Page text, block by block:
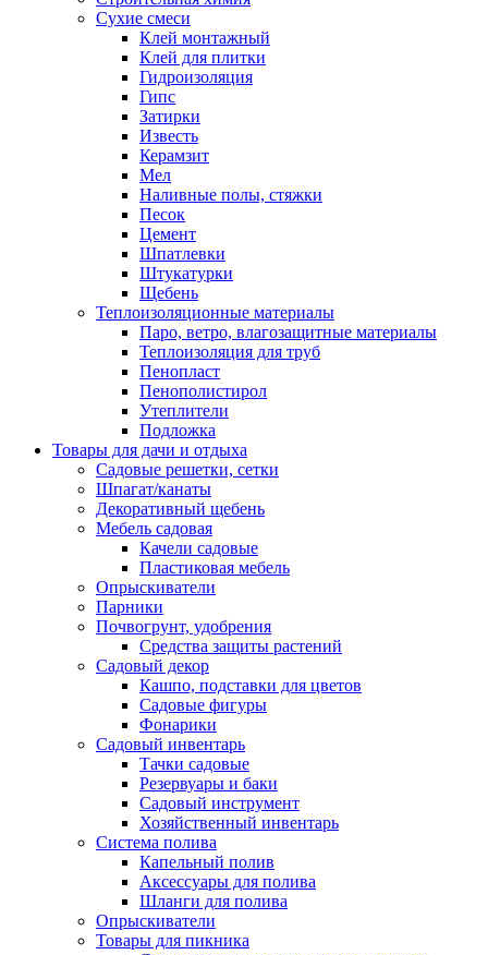
Сухие смеси
Клей монтажный
Клей для плитки
Гидроизоляция
Гипс
Затирки
Известь
Керамзит
Мел
Наливные полы, стяжки
Песок
Цемент
Шпатлевки
Штукатурки
Щебень
Теплоизоляционные материалы
Паро, ветро, влагозащитные материалы
Теплоизоляция для труб
Пенопласт
Пенополистирол
Утеплители
Подложка
Товары для дачи и отдыха
Садовые решетки, сетки
Шпагат/канаты
Декоративный щебень
Мебель садовая
Качели садовые
Пластиковая мебель
Опрыскиватели
Парники
Почвогрунт, удобрения
Средства защиты растений
Садовый декор
Кашпо, подставки для цветов
Садовые фигуры
Фонарики
Садовый инвентарь
Тачки садовые
Резервуары и баки
Садовый инструмент
Хозяйственный инвентарь
Система полива
Капельный полив
Аксессуары для полива
Шланги для полива
Опрыскиватели
Товары для пикника